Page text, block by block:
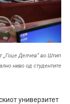
„Гоце Делчев“ во Штип
ниво од студентите
универзитет